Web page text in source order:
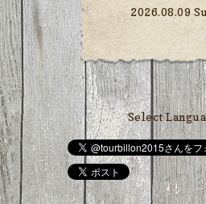
2026.08.09
Select